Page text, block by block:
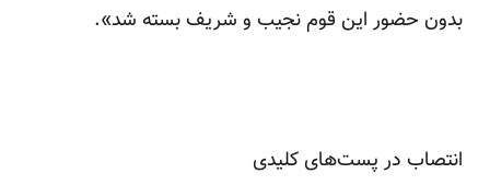
بدون حضور این قوم نجیب و شریف بسته شد».
انتصاب در پست‌های کلیدی